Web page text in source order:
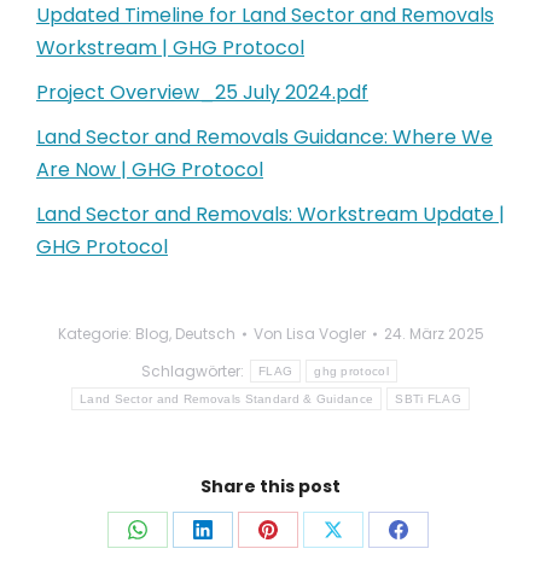
Updated Timeline for Land Sector and Removals
Workstream | GHG Protocol
Project Overview_25 July 2024.pdf
Land Sector and Removals Guidance: Where We
Are Now | GHG Protocol
Land Sector and Removals: Workstream Update |
GHG Protocol
Kategorie: Blog, Deutsch Von Lisa Vogler
24. März 2025
Schlagwörter:
FLAG ghg protocol
Land Sector and Removals Standard & Guidance SBTi FLAG
Share this post
Auf
Auf
Auf
Auf
Auf